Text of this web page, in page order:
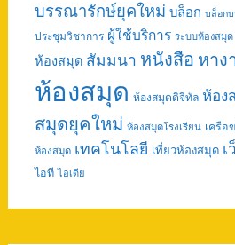
บรรณารักษ์ยุคใหม่ บล็อก บล็อก
ประชุมวิชาการ ผู้ใช้บริการ ระบบห้องสมุด
ห้องสมุด สัมมนา หนังสือ หาง
ห้องสมุด ห้องสมุดดิจิทัล ห้อง
สมุดยุคใหม่ ห้องสมุดโรงเรียน เครือ
ห้องสมุด เทคโนโลยี เที่ยวห้องสมุด
ไอที ไอเดีย